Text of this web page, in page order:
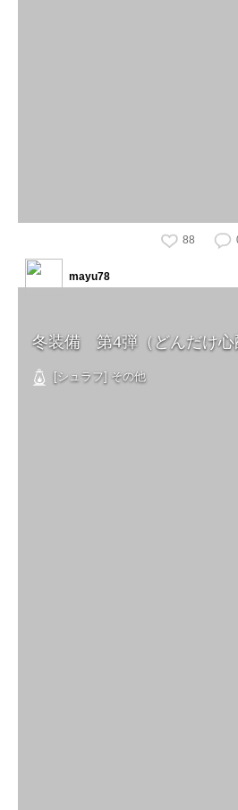
88
冬装備 第4弾（どんだけ心
[シュラフ] その他
mayu78